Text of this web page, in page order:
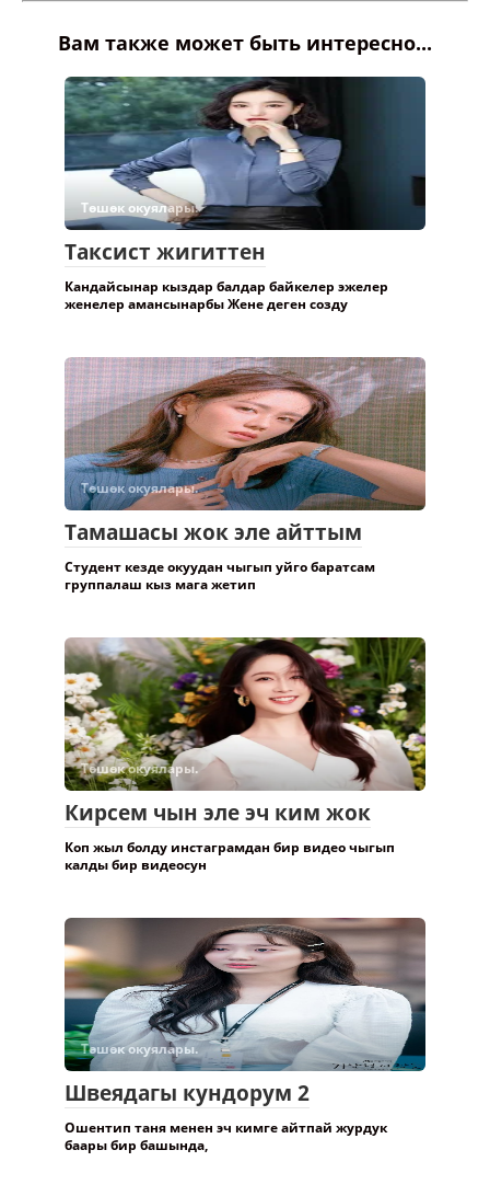
Вам также может быть интересно...
Төшөк окуялары.
Таксист жигиттен
Кандайсынар кыздар балдар байкелер эжелер
женелер амансынарбы Жене деген созду
Төшөк окуялары.
Тамашасы жок эле айттым
Студент кезде окуудан чыгып уйго баратсам
группалаш кыз мага жетип
Төшөк окуялары.
Кирсем чын эле эч ким жок
Коп жыл болду инстаграмдан бир видео чыгып
калды бир видеосун
Төшөк окуялары.
Швеядагы кундорум 2
Ошентип таня менен эч кимге айтпай журдук
баары бир башында,